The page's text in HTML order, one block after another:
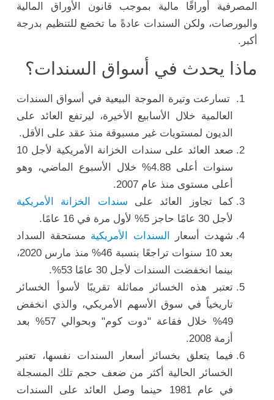
المصرفية أوراقًا مالية بموجب قانون الأوراق المالية
والبورصات، ولكن السندات عادةً ما تخضع للتنظيم بدرجة
أكبر.
ماذا يحدث في أسواق السندات؟
تسارعت وتيرة الموجة البيعية في أسواق السندات
العالمية خلال الأسابيع الأخيرة، ليرتفع العائد على
الديون لمستويات غير مسبوقة منذ عقد على الأقل.
صعد العائد على سندات الخزانة الأمريكية لأجل 10
سنوات أعلى 4.88% خلال الأسبوع الماضي، وهو
أعلى مستوى منذ عام 2007.
كما تجاوز العائد على سندات الخزانة الأمريكية
لأجل 30 عامًا حاجز 5% لأول مرة في 16 عامًا.
شهدت أسعار
السندات الأمريكية مستحقة السداد
بعد 10 سنوات تراجعًا بنسبة 46% منذ مارس 2020،
بينما انخفضت السندات لأجل 30 عامًا 53%.
تعتبر هذه الخسائر مماثلة تقريبًا لأسوأ الخسائر
تاريخياً في سوق الأسهم الأمريكي، والذي انخفض
49% خلال فقاعة "دوت كوم" وبحوالي 57% بعد
أزمة 2008.
فيما يتعلق بخسائر أسعار السندات نفسها، تعتبر
الخسائر الحالية أكثر من ضعف حجم تلك المسجلة
في عام 1981 حينما وصل العائد على السندات